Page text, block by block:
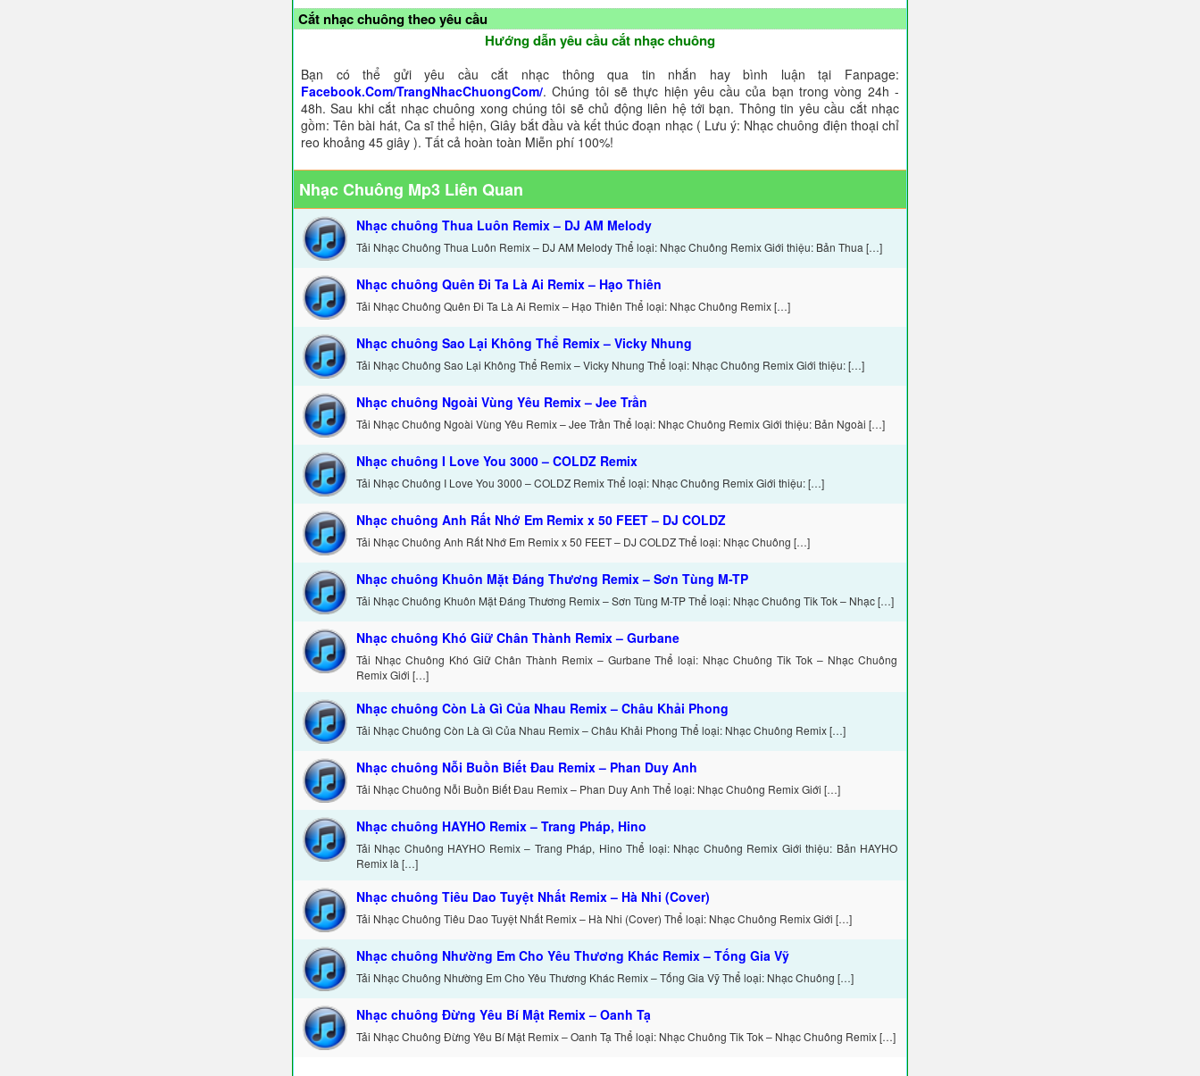
Cắt nhạc chuông theo yêu cầu
Hướng dẫn yêu cầu cắt nhạc chuông
Bạn có thể gửi yêu cầu cắt nhạc thông qua tin nhắn hay bình luận tại Fanpage:
Facebook.Com/TrangNhacChuongCom/. Chúng tôi sẽ thực hiện yêu cầu của bạn trong vòng 24h -
48h. Sau khi cắt nhạc chuông xong chúng tôi sẽ chủ động liên hệ tới bạn. Thông tin yêu cầu cắt nhạc
gồm: Tên bài hát, Ca sĩ thể hiện, Giây bắt đầu và kết thúc đoạn nhạc ( Lưu ý: Nhạc chuông điện thoại chỉ
reo khoảng 45 giây ). Tất cả hoàn toàn Miễn phí 100%!
Nhạc Chuông Mp3 Liên Quan
Nhạc chuông Thua Luôn Remix – DJ AM Melody
Tải Nhạc Chuông Thua Luôn Remix – DJ AM Melody Thể loại: Nhạc Chuông Remix Giới thiệu: Bản Thua […]
Nhạc chuông Quên Đi Ta Là Ai Remix – Hạo Thiên
Tải Nhạc Chuông Quên Đi Ta Là Ai Remix – Hạo Thiên Thể loại: Nhạc Chuông Remix […]
Nhạc chuông Sao Lại Không Thể Remix – Vicky Nhung
Tải Nhạc Chuông Sao Lại Không Thể Remix – Vicky Nhung Thể loại: Nhạc Chuông Remix Giới thiệu: […]
Nhạc chuông Ngoài Vùng Yêu Remix – Jee Trần
Tải Nhạc Chuông Ngoài Vùng Yêu Remix – Jee Trần Thể loại: Nhạc Chuông Remix Giới thiệu: Bản Ngoài […]
Nhạc chuông I Love You 3000 – COLDZ Remix
Tải Nhạc Chuông I Love You 3000 – COLDZ Remix Thể loại: Nhạc Chuông Remix Giới thiệu: […]
Nhạc chuông Anh Rất Nhớ Em Remix x 50 FEET – DJ COLDZ
Tải Nhạc Chuông Anh Rất Nhớ Em Remix x 50 FEET – DJ COLDZ Thể loại: Nhạc Chuông […]
Nhạc chuông Khuôn Mặt Đáng Thương Remix – Sơn Tùng M-TP
Tải Nhạc Chuông Khuôn Mặt Đáng Thương Remix – Sơn Tùng M-TP Thể loại: Nhạc Chuông Tik Tok – Nhạc […]
Nhạc chuông Khó Giữ Chân Thành Remix – Gurbane
Tải Nhạc Chuông Khó Giữ Chân Thành Remix – Gurbane Thể loại: Nhạc Chuông Tik Tok – Nhạc Chuông
Remix Giới […]
Nhạc chuông Còn Là Gì Của Nhau Remix – Châu Khải Phong
Tải Nhạc Chuông Còn Là Gì Của Nhau Remix – Châu Khải Phong Thể loại: Nhạc Chuông Remix […]
Nhạc chuông Nỗi Buồn Biết Đau Remix – Phan Duy Anh
Tải Nhạc Chuông Nỗi Buồn Biết Đau Remix – Phan Duy Anh Thể loại: Nhạc Chuông Remix Giới […]
Nhạc chuông HAYHO Remix – Trang Pháp, Hino
Tải Nhạc Chuông HAYHO Remix – Trang Pháp, Hino Thể loại: Nhạc Chuông Remix Giới thiệu: Bản HAYHO
Remix là […]
Nhạc chuông Tiêu Dao Tuyệt Nhất Remix – Hà Nhi (Cover)
Tải Nhạc Chuông Tiêu Dao Tuyệt Nhất Remix – Hà Nhi (Cover) Thể loại: Nhạc Chuông Remix Giới […]
Nhạc chuông Nhường Em Cho Yêu Thương Khác Remix – Tống Gia Vỹ
Tải Nhạc Chuông Nhường Em Cho Yêu Thương Khác Remix – Tống Gia Vỹ Thể loại: Nhạc Chuông […]
Nhạc chuông Đừng Yêu Bí Mật Remix – Oanh Tạ
Tải Nhạc Chuông Đừng Yêu Bí Mật Remix – Oanh Tạ Thể loại: Nhạc Chuông Tik Tok – Nhạc Chuông Remix […]